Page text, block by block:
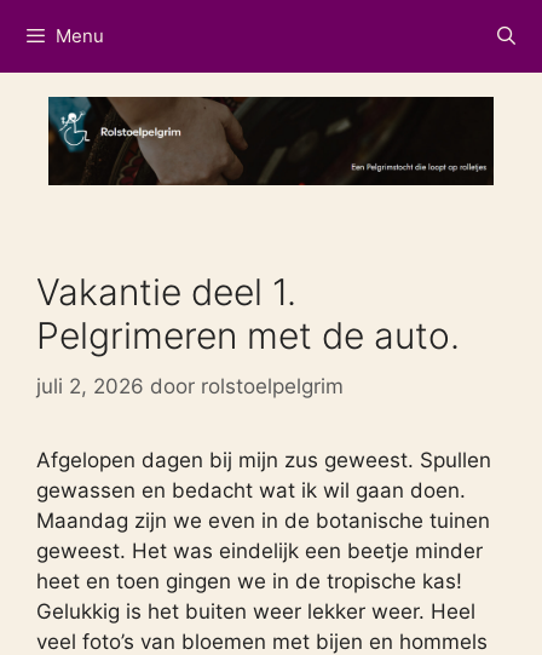
naar
de
inhoud
Menu
Vakantie deel 1.
Pelgrimeren met de auto.
juli 2, 2026 door rolstoelpelgrim
Afgelopen dagen bij mijn zus geweest. Spullen
gewassen en bedacht wat ik wil gaan doen.
Maandag zijn we even in de botanische tuinen
geweest. Het was eindelijk een beetje minder
heet en toen gingen we in de tropische kas!
Gelukkig is het buiten weer lekker weer. Heel
veel foto’s van bloemen met bijen en hommels